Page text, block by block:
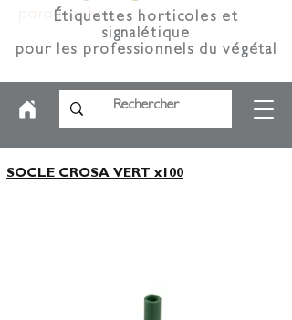
paragraphe.
Étiquettes horticoles et
signalétique
pour les professionnels du végétal
SOCLE CROSA VERT x100